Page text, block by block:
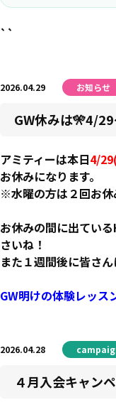
``
2026.04.29 お知らせ
GW休みは🎌4/
アミティーは本日4/
お休みになります。
※水曜の方は２回お
お休みの間に出ている
さいね！
また１週間後に皆さ
GW明けの体験レッス
2026.04.28
４月入会キャン